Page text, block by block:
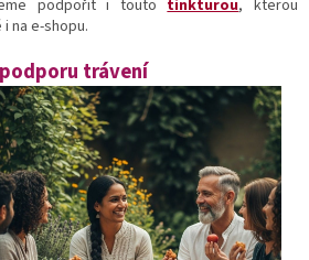
podpořit i touto tinkturou, kterou
na e-shopu.
trávení